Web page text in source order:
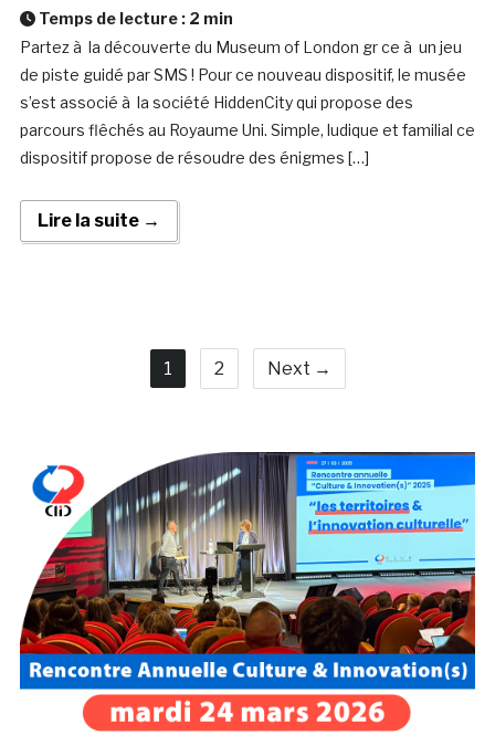
Temps de lecture : 2 min
Partez à la découverte du Museum of London gr ce à un jeu
de piste guidé par SMS ! Pour ce nouveau dispositif, le musée
s’est associé à la société HiddenCity qui propose des
parcours flêchés au Royaume Uni. Simple, ludique et familial ce
dispositif propose de résoudre des énigmes […]
Lire la suite →
1 2 Next →